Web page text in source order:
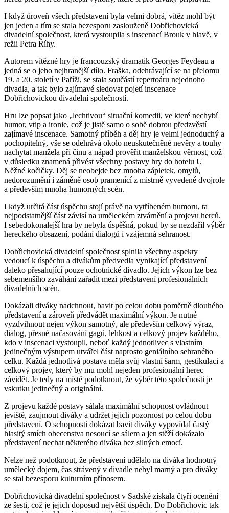
I když úroveň všech představení byla velmi dobrá, vítěz mohl být
jen jeden a tím se stala bezesporu zaslouženě Dobřichovická
divadelní společnost, která vystoupila s inscenací Brouk v hlavě, v
režii Petra Říhy.
Autorem vítězné hry je francouzský dramatik Georges Feydeau a
jedná se o jeho nejhranější dílo. Fraška, odehrávající se na přelomu
19. a 20. století v Paříži, se stala součástí repertoáru nejednoho
divadla, a tak bylo zajímavé sledovat pojetí inscenace
Dobřichovickou divadelní společností.
Hru lze popsat jako „lechtivou“ situační komedii, ve které nechybí
humor, vtip a ironie, což je jistě samo o sobě dobrou předzvěstí
zajímavé inscenace. Samotný příběh a děj hry je velmi jednoduchý a
pochopitelný, vše se odehrává okolo neuskutečněné nevěry a touhy
nachytat manžela při činu a nápad prověřit manželskou věrnost, což
v důsledku znamená přivést všechny postavy hry do hotelu U
Něžné kočičky. Děj se neobejde bez mnoha zápletek, omylů,
nedorozumění i záměně osob pramenící z mistrně vyvedené dvojrole
a především mnoha humorných scén.
I když určitá část úspěchu stojí právě na vytříbeném humoru, ta
nejpodstatnější část závisí na uměleckém ztvárnění a projevu herců.
I sebedokonalejší hra by nebyla úspěšná, pokud by se nezdařil výběr
hereckého obsazení, podání dialogů i vzájemná sehranost.
Dobřichovická divadelní společnost splnila všechny aspekty
vedoucí k úspěchu a divákům předvedla vynikající představení
daleko přesahující pouze ochotnické divadlo. Jejich výkon lze bez
sebemenšího zaváhání zařadit mezi představení profesionálních
divadelních scén.
Dokázali diváky nadchnout, bavit po celou dobu poměrně dlouhého
představení a zároveň předvádět maximální výkon. Je nutné
vyzdvihnout nejen výkon samotný, ale především celkový výraz,
dialog, přesné načasování gagů, lehkost a celkový projev každého,
kdo v inscenaci vystoupil, neboť každý jednotlivec s vlastním
jedinečným výstupem utvářel část naprosto geniálního sehraného
celku. Každá jednotlivá postava měla svůj vlastní šarm, gestikulaci a
celkový projev, který by mu mohl nejeden profesionální herec
závidět. Je tedy na místě podotknout, že výběr této společnosti je
vskutku jedinečný a originální.
Z projevu každé postavy sálala maximální schopnost ovládnout
jeviště, zaujmout diváky a udržet jejich pozornost po celou dobu
představení. O schopnosti dokázat bavit diváky vypovídal častý
hlasitý smích obecenstva nesoucí se sálem a jen stěží dokázalo
představení nechat některého diváka bez silných emocí.
Nelze než podotknout, že představení udělalo na diváka hodnotný
umělecký dojem, čas strávený v divadle nebyl marný a pro diváky
se stal bezesporu kulturním přínosem.
Dobřichovická divadelní společnost v Sadské získala čtyři ocenění
ze šesti, což je jejich doposud největší úspěch. Do Dobřichovic tak